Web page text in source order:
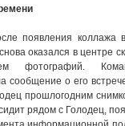
появления коллажа
оказался в центре
фотографий.
сообщение о его
прошлогодним
рядом с Голодец,